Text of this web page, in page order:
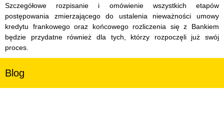
Szczegółowe rozpisanie i omówienie wszystkich etapów
postępowania zmierzającego do ustalenia nieważności umowy
kredytu frankowego oraz końcowego rozliczenia się z Bankiem
będzie przydatne również dla tych, którzy rozpoczęli już swój
proces.
Blog